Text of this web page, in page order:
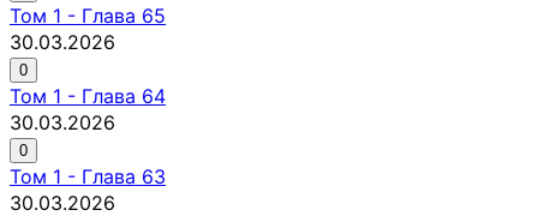
Том 1 - Глава 65
30.03.2026
0
Том 1 - Глава 64
30.03.2026
0
Том 1 - Глава 63
30.03.2026